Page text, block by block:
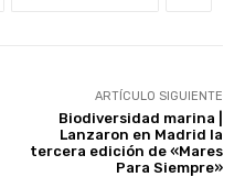
ARTÍCULO SIGUIENTE
Biodiversidad marina |
Lanzaron en Madrid la
tercera edición de «Mares
Para Siempre»